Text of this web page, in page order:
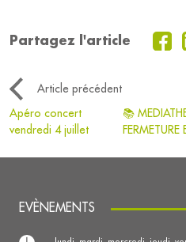
Partagez l'article
Article précédent
Apéro concert
vendredi 4 juillet
📚
EVÈNEMENTS